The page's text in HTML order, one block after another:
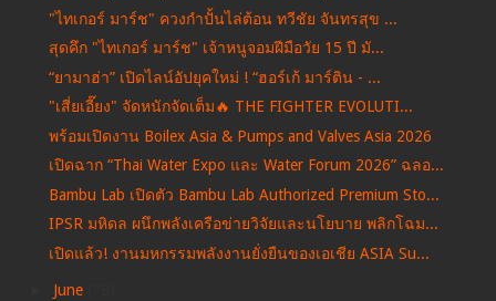
"ไทเกอร์ มาร์ช" ควงกำปั้นไล่ต้อน ทวีชัย จันทรสุข ...
สุดคึก "ไทเกอร์ มาร์ช" เจ้าหนูจอมฝีมือวัย 15 ปี มั...
“ยามาฮ่า” เปิดไลน์อัปยุคใหม่ ! “ฮอร์เก้ มาร์ติน - ...
"เสี่ยเอี๊ยง" จัดหนักจัดเต็ม🔥 THE FIGHTER EVOLUTI...
พร้อมเปิดงาน Boilex Asia & Pumps and Valves Asia 2026
เปิดฉาก “Thai Water Expo และ Water Forum 2026” ฉลอ...
Bambu Lab เปิดตัว Bambu Lab Authorized Premium Sto...
IPSR มหิดล ผนึกพลังเครือข่ายวิจัยและนโยบาย พลิกโฉม...
เปิดแล้ว! งานมหกรรมพลังงานยั่งยืนของเอเชีย ASIA Su...
June